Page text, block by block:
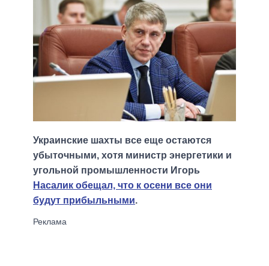
Украинские шахты все еще остаются
убыточными, хотя министр энергетики и
угольной промышленности Игорь
Насалик обещал, что к осени все они
будут прибыльными.